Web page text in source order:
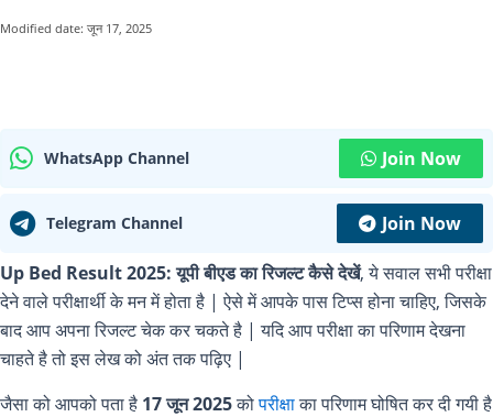
Modified date: जून 17, 2025
WhatsApp Channel Join Now
Telegram Channel Join Now
Up Bed Result 2025: यूपी बीएड का रिजल्ट कैसे देखें, ये सवाल सभी परीक्षा
देने वाले परीक्षार्थी के मन में होता है | ऐसे में आपके पास टिप्स होना चाहिए, जिसके
बाद आप अपना रिजल्ट चेक कर चकते है | यदि आप परीक्षा का परिणाम देखना
चाहते है तो इस लेख को अंत तक पढ़िए |
जैसा को आपको पता है 17 जून 2025कोपरीक्षाका परिणाम घोषित कर दी गयी है